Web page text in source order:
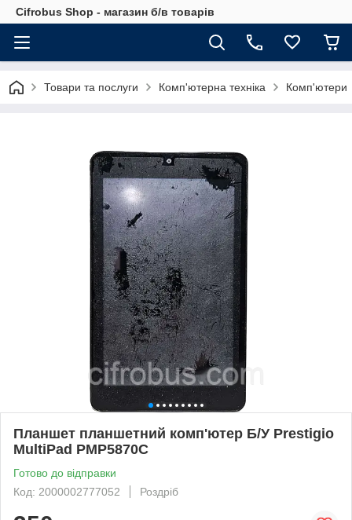
Cifrobus Shop - магазин б/в товарів
Товари та послуги Комп'ютерна техніка Комп'ютери
Планшет планшетний комп'ютер Б/У Prestigio
MultiPad PMP5870C
Готово до відправки
Код: 2000002777052
Роздріб